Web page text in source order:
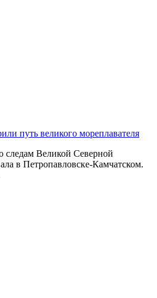
путь великого мореплавателя
следам Великой Северной
в Петропавловске-Камчатском.